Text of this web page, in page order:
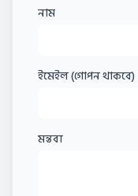
নাম
ইমেইল (গোপন থাকবে)
মন্তব্য